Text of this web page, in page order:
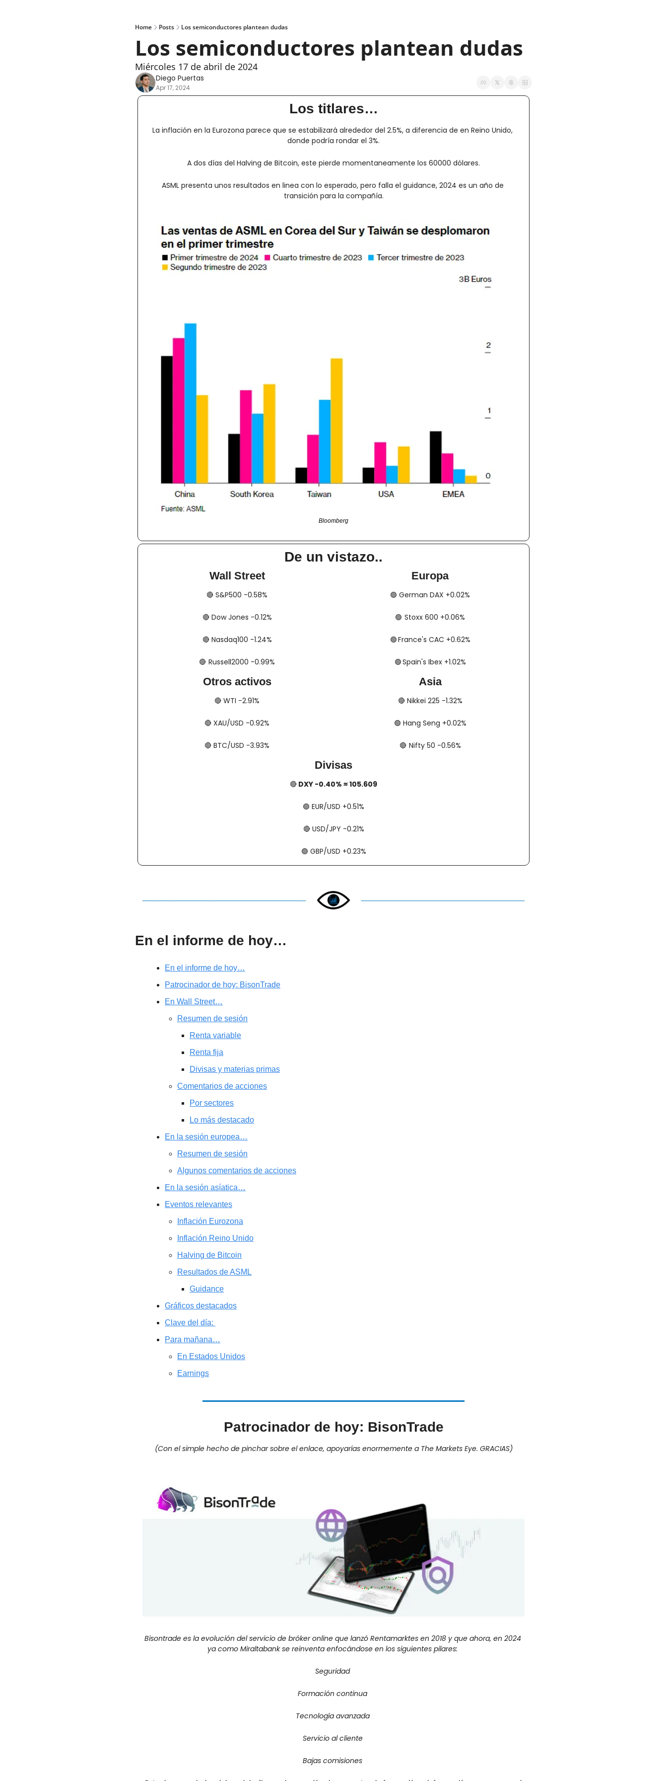
Home Posts Los semiconductores plantean dudas
Los semiconductores plantean dudas
Miércoles 17 de abril de 2024
Diego Puertas
Apr 17, 2024
Los titlares…
La inflación en la Eurozona parece que se estabilizará alrededor del 2.5%, a diferencia de en Reino Unido,
donde podría rondar el 3%.
A dos días del Halving de Bitcoin, este pierde momentaneamente los 60000 dólares.
ASML presenta unos resultados en linea con lo esperado, pero falla el guidance, 2024 es un año de
transición para la compañía.
Bloomberg
De un vistazo..
Wall Street
🔴 ​​​​ S&P500 -0.58%
🔴​​​​ Dow Jones -0.12%
🔴​​​​ Nasdaq100 -1.24%
🔴 ​​​  Russell2000 -0.99%
Otros activos
🔴 ​​​​ WTI -2.91%
🔴 ​​​​ XAU/USD -0.92%
🔴 ​​​​ BTC/USD -3.93%
Europa
🟢 ​​​​​​ German DAX +0.02%
🟢 ​​​​​​​​  Stoxx 600 +0.06%
🟢​​​​  France's CAC +0.62%
🟢​​​​​​​​  Spain's Ibex +1.02%
Asia
🔴​​​​ Nikkei 225 -1.32%
🟢 ​​​​ Hang Seng +0.02%
🔴​​​  Nifty 50 -0.56%
Divisas
🔴 DXY -0.40% ≈ 105.609
🟢 ​​​​ EUR/USD +0.51%
🔴​​​​ USD/JPY -0.21%
🟢 ​​​​ GBP/USD +0.23%
En el informe de hoy…
En el informe de hoy…
Patrocinador de hoy: BisonTrade
En Wall Street…
Resumen de sesión
Renta variable
Renta fija
Divisas y materias primas
Comentarios de acciones
Por sectores
Lo más destacado
En la sesión europea…
Resumen de sesión
Algunos comentarios de acciones
En la sesión asíatica…
Eventos relevantes
Inflación Eurozona
Inflación Reino Unido
Halving de Bitcoin
Resultados de ASML
Guidance
Gráficos destacados
Clave del día:
Para mañana…
En Estados Unidos
Earnings
Patrocinador de hoy: BisonTrade
(Con el simple hecho de pinchar sobre el enlace, apoyarías enormemente a The Markets Eye. GRACIAS)
Bisontrade es la evolución del servicio de bróker online que lanzó Rentamarktes en 2018 y que ahora, en 2024
ya como Miraltabank se reinventa enfocándose en los siguientes pilares:
Seguridad
Formación continua
Tecnología avanzada
Servicio al cliente
Bajas comisiones